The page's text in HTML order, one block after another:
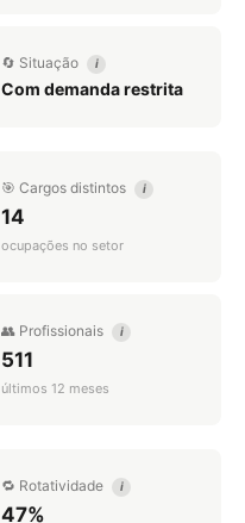
🔄 Situação i
Com demanda restrita
🎯 Cargos distintos i
14
ocupações no setor
👥 Profissionais i
511
últimos 12 meses
🔁 Rotatividade i
47%